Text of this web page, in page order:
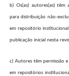
b) Os(as) autores(as) têm
para distribuição não-
em repositório
publicação inicial nesta
c) Autores têm permissão
em repositórios